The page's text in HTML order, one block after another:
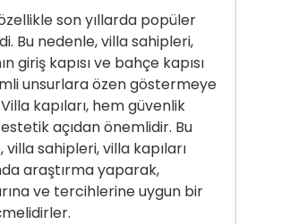
son yıllarda popüler
Bu nedenle, villa sahipleri,
giriş kapısı ve bahçe kapısı
unsurlara özen göstermeye
kapıları, hem güvenlik
açıdan önemlidir. Bu
villa sahipleri, villa kapıları
araştırma yaparak,
ve tercihlerine uygun bir